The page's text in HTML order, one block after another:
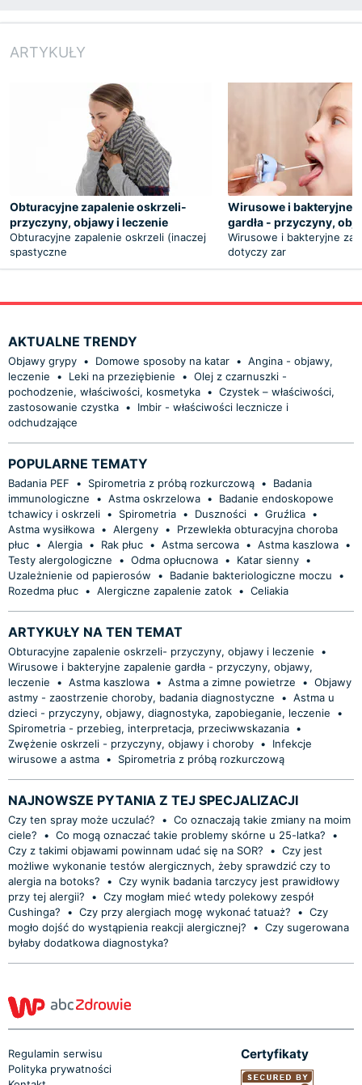
ARTYKUŁY
Obturacyjne zapalenie oskrzeli-
przyczyny, objawy i leczenie
Obturacyjne zapalenie oskrzeli (inaczej
spastyczne
Wirusowe i bakteryjne
gardła - przyczyny,
Wirusowe i bakteryjne
dotyczy zar
AKTUALNE TRENDY
Objawy grypy • Domowe sposoby na katar • Angina - objawy,
leczenie
• Leki na przeziębienie • Olej z czarnuszki -
pochodzenie, właściwości, kosmetyka • Czystek – właściwości,
zastosowanie czystka •
Imbir - właściwości lecznicze i
odchudzające
POPULARNE TEMATY
Badania PEF • Spirometria z próbą rozkurczową •
Badania
immunologiczne
• Astma oskrzelowa •
Badanie endoskopowe
tchawicy i oskrzeli • Spirometria • Duszności • Gruźlica •
Astma wysiłkowa • Alergeny •
Przewlekła obturacyjna choroba
płuc • Alergia • Rak płuc • Astma sercowa • Astma kaszlowa •
Testy alergologiczne
• Odma opłucnowa • Katar sienny •
Uzależnienie od papierosów
• Badanie bakteriologiczne moczu
•
Rozedma płuc • Alergiczne zapalenie zatok • Celiakia
ARTYKUŁY NA TEN TEMAT
Obturacyjne zapalenie oskrzeli- przyczyny, objawy i leczenie
•
Wirusowe i bakteryjne zapalenie gardła - przyczyny, objawy,
leczenie
• Astma kaszlowa • Astma a zimne powietrze • Objawy
astmy - zaostrzenie choroby, badania diagnostyczne
• Astma u
dzieci - przyczyny, objawy, diagnostyka, zapobieganie, leczenie
•
Spirometria - przebieg, interpretacja, przeciwwskazania •
Zwężenie oskrzeli - przyczyny, objawy i choroby •
Infekcje
wirusowe a astma • Spirometria z próbą rozkurczową
NAJNOWSZE PYTANIA Z TEJ SPECJALIZACJI
Czy ten spray może uczulać? • Co oznaczają takie zmiany na moim
ciele?
• Co mogą oznaczać takie problemy skórne u 25-latka?
•
Czy z takimi objawami powinnam udać się na SOR?
• Czy jest
możliwe wykonanie testów alergicznych, żeby sprawdzić czy to
alergia na botoks?
• Czy wynik badania tarczycy jest prawidłowy
przy tej alergii?
• Czy mogłam mieć wtedy polekowy zespół
Cushinga?
• Czy przy alergiach mogę wykonać tatuaż? • Czy
mogło dojść do wystąpienia reakcji alergicznej?
• Czy sugerowana
byłaby dodatkowa diagnostyka?
Regulamin serwisu
Polityka prywatności
Certyfikaty